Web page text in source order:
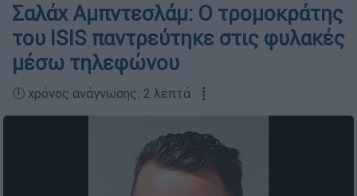
Σαλάχ Αμπντεσλάμ: Ο τρομοκράτης
του ISIS παντρεύτηκε στις φυλακές
μέσω τηλεφώνου
🕛 χρόνος ανάγνωσης: 2 λεπτά ┋